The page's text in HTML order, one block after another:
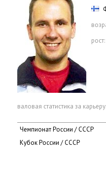
рост:
валовая статистика за карьеру:
Чемпионат России / СССР
Кубок России / СССР